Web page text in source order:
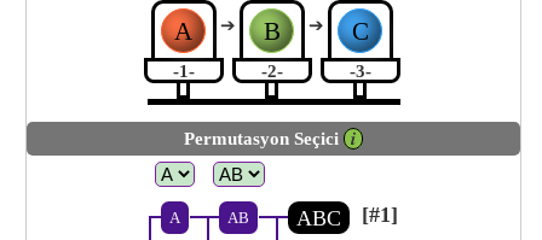
A
-1-
➔ B
-2-
➔ C
-3-
Permutasyon Seçici 𝒊
A AB ABC
[#1]